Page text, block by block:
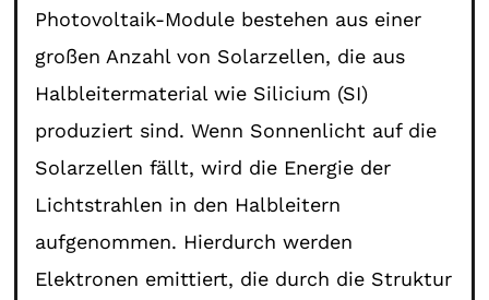
Photovoltaik-Module bestehen aus einer
großen Anzahl von Solarzellen, die aus
Halbleitermaterial wie Silicium (SI)
produziert sind. Wenn Sonnenlicht auf die
Solarzellen fällt, wird die Energie der
Lichtstrahlen in den Halbleitern
aufgenommen. Hierdurch werden
Elektronen emittiert, die durch die Struktur